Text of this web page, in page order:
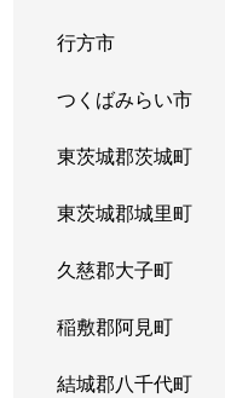
行方市
つくばみらい市
東茨城郡茨城町
東茨城郡城里町
久慈郡大子町
稲敷郡阿見町
結城郡八千代町